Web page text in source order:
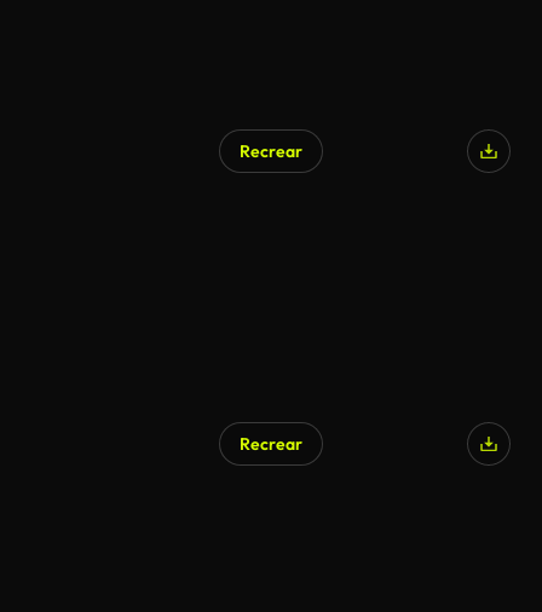
Recrear
Recrear